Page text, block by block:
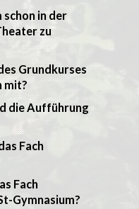
schon in der
zu
Grundkurses
mit?
die Aufführung
Fach
Fach
Gymnasium?